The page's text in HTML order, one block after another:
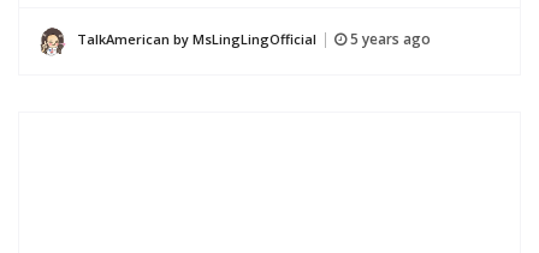
TalkAmerican by MsLingLingOfficial 5 years ago